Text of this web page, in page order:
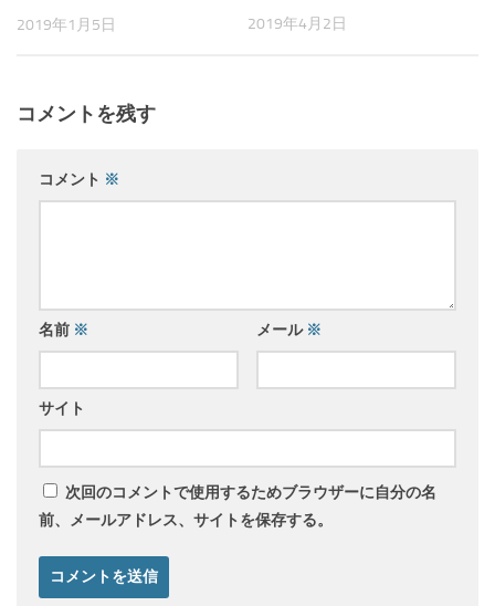
2019年1月5日 2019年4月2日
コメントを残す
コメント ※
名前 ※ メール ※
サイト
次回のコメントで使用するためブラウザーに自分の名
前、メールアドレス、サイトを保存する。